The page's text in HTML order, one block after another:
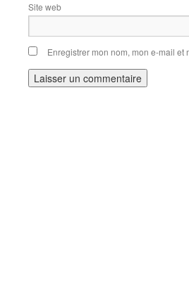
Site web
Enregistrer mon nom, mon e-mail